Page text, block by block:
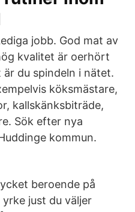
jobb. God mat av
kvalitet är oerhört
du spindeln i nätet.
köksmästare,
kallskänksbiträde,
Sök efter nya
kommun.
beroende på
just du väljer